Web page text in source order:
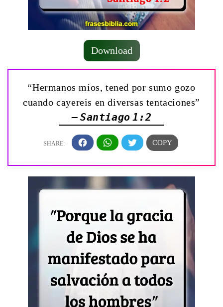
Download
“Hermanos míos, tened por sumo gozo
cuando cayereis en diversas tentaciones”
— Santiago 1:2